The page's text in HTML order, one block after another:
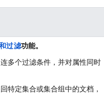
过滤功能。
多个过滤条件，并对属性同时
特定集合或集合组中的文档，